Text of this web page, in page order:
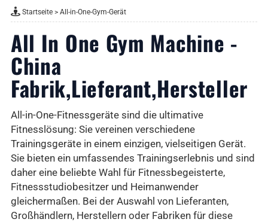
Startseite> All-in-One-Gym-Gerät
All In One Gym Machine -
China
Fabrik,Lieferant,Hersteller
All-in-One-Fitnessgeräte sind die ultimative
Fitnesslösung: Sie vereinen verschiedene
Trainingsgeräte in einem einzigen, vielseitigen Gerät.
Sie bieten ein umfassendes Trainingserlebnis und sind
daher eine beliebte Wahl für Fitnessbegeisterte,
Fitnessstudiobesitzer und Heimanwender
gleichermaßen. Bei der Auswahl von Lieferanten,
Großhändlern, Herstellern oder Fabriken für diese